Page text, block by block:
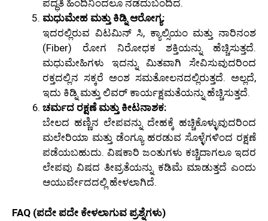
ಪದ್ಧತಿ ಹಿಂದಿನಿಂದಲೂ ನಡೆದುಬಂದಿದೆ.
ಮಧುಮೇಹ ಮತ್ತು ಕಿಡ್ನಿ ಆರೋಗ್ಯ:
ಇದರಲ್ಲಿರುವ ವಿಟಮಿನ್ ಸಿ, ಕ್ಯಾಲ್ಸಿಯಂ ಮತ್ತು ನಾರಿನಂಶ
(Fiber) ರೋಗ ನಿರೋಧಕ ಶಕ್ತಿಯನ್ನು ಹೆಚ್ಚಿಸುತ್ತದೆ.
ಮಧುಮೇಹಿಗಳು ಇದನ್ನು ಮಿತವಾಗಿ ಸೇವಿಸುವುದರಿಂದ
ರಕ್ತದಲ್ಲಿನ ಸಕ್ಕರೆ ಅಂಶ ಸಮತೋಲನದಲ್ಲಿರುತ್ತದೆ. ಅಲ್ಲದೆ,
ಇದು ಕಿಡ್ನಿ ಮತ್ತು ಲಿವರ್ ಕಾರ್ಯಕ್ಷಮತೆಯನ್ನು ಹೆಚ್ಚಿಸುತ್ತದೆ.
ಚರ್ಮದ ರಕ್ಷಣೆ ಮತ್ತು ಕೀಟನಾಶಕ:
ಬೇಲದ ಹಣ್ಣಿನ ಲೇಪವನ್ನು ದೇಹಕ್ಕೆ ಹಚ್ಚಿಕೊಳ್ಳುವುದರಿಂದ
ಮಲೇರಿಯಾ ಮತ್ತು ಡೆಂಗ್ಯೂ ಹರಡುವ ಸೊಳ್ಳೆಗಳಿಂದ ರಕ್ಷಣೆ
ಪಡೆಯಬಹುದು. ವಿಷಕಾರಿ ಜಂತುಗಳು ಕಚ್ಚಿದಾಗಲೂ ಇದರ
ಲೇಪವು ವಿಷದ ತೀವ್ರತೆಯನ್ನು ಕಡಿಮೆ ಮಾಡುತ್ತದೆ ಎಂದು
ಆಯುರ್ವೇದದಲ್ಲಿ ಹೇಳಲಾಗಿದೆ.
FAQ (ಪದೇ ಪದೇ ಕೇಳಲಾಗುವ ಪ್ರಶ್ನೆಗಳು)